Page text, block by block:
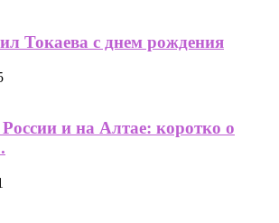
Токаева с днем рождения
и на Алтае: коротко о